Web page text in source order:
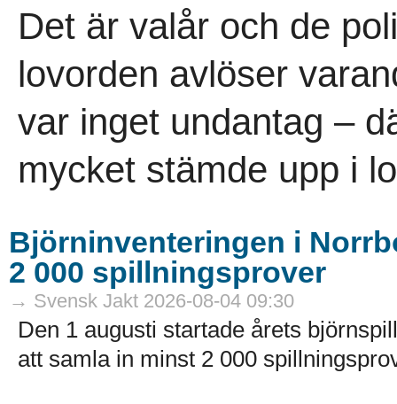
Det är valår och de
lovorden avlöser
var inget undantag –
mycket stämde upp i
Björninventeringen i
2 000 spillningsprover
→ Svensk Jakt 2026-08-04 09:30
Den 1 augusti startade årets
att samla in minst 2 000